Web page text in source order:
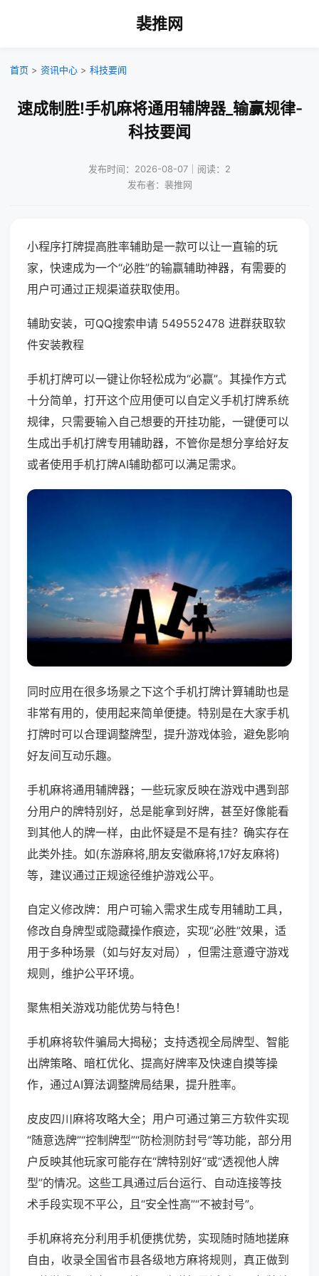
裴推网
首页 > 资讯中心 > 科技要闻
速成制胜!手机麻将通用辅牌器_输赢规律-
科技要闻
发布时间：2026-08-07｜阅读：2
发布者：裴推网
小程序打牌提高胜率辅助是一款可以让一直输的玩
家，快速成为一个“必胜”的输赢辅助神器，有需要的
用户可通过正规渠道获取使用。
辅助安装，可QQ搜索申请 549552478 进群获取软
件安装教程
手机打牌可以一键让你轻松成为“必赢”。其操作方式
十分简单，打开这个应用便可以自定义手机打牌系统
规律，只需要输入自己想要的开挂功能，一键便可以
生成出手机打牌专用辅助器，不管你是想分享给好友
或者使用手机打牌AI辅助都可以满足需求。
同时应用在很多场景之下这个手机打牌计算辅助也是
非常有用的，使用起来简单便捷。特别是在大家手机
打牌时可以合理调整牌型，提升游戏体验，避免影响
好友间互动乐趣。
手机麻将通用辅牌器；一些玩家反映在游戏中遇到部
分用户的牌特别好，总是能拿到好牌，甚至好像能看
到其他人的牌一样，由此怀疑是不是有挂？确实存在
此类外挂。如(东游麻将,朋友安徽麻将,17好友麻将)
等，建议通过正规途径维护游戏公平。
自定义修改牌：用户可输入需求生成专用辅助工具，
修改自身牌型或隐藏操作痕迹，实现“必胜”效果，适
用于多种场景（如与好友对局），但需注意遵守游戏
规则，维护公平环境。
聚焦相关游戏功能优势与特色！
手机麻将软件骗局大揭秘；支持透视全局牌型、智能
出牌策略、暗杠优化、提高好牌率及快速自摸等操
作，通过AI算法调整牌局结果，提升胜率。
皮皮四川麻将攻略大全；用户可通过第三方软件实现
“随意选牌”“控制牌型”“防检测防封号”等功能，部分用
户反映其他玩家可能存在“牌特别好”或“透视他人牌
型”的情况。这些工具通过后台运行、自动连接等技
术手段实现不平公，且“安全性高”“不被封号”。
手机麻将充分利用手机便携优势，实现随时随地搓麻
自由，收录全国省市县各级地方麻将规则，真正做到